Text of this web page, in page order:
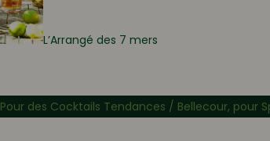
L’Arrangé des 7 mers
Pour des Cocktails Tendances / Bellecour, pour